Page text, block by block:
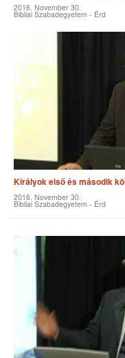
2016. November 30.
Bibliai Szabadegyetem - Érd
Királyok első és második
2016. November 30.
Bibliai Szabadegyetem - Érd